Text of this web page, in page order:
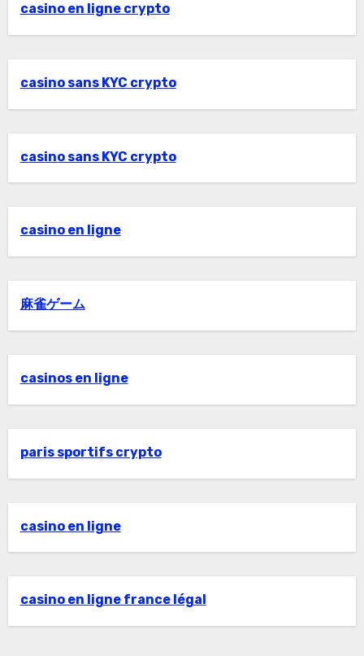
casino en ligne crypto
casino sans KYC crypto
casino sans KYC crypto
casino en ligne
麻雀ゲーム
casinos en ligne
paris sportifs crypto
casino en ligne
casino en ligne france légal